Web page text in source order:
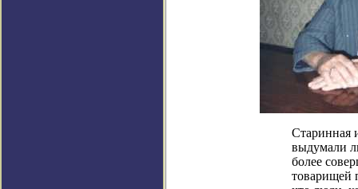
Старинная
выдумали
более
товарищей